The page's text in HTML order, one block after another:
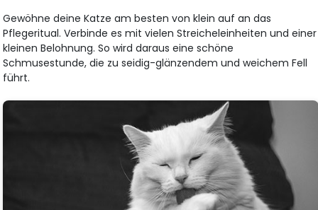
Gewöhne deine Katze am besten von klein auf an das
Pflegeritual. Verbinde es mit vielen Streicheleinheiten und einer
kleinen Belohnung. So wird daraus eine schöne
Schmusestunde, die zu seidig-glänzendem und weichem Fell
führt.